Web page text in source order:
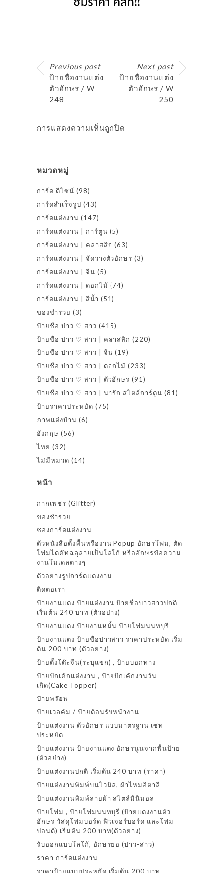
Previous post
ป้ายชื่องานแต่ง
ตัวอักษร / W
248
Next post
ป้ายชื่องานแต่ง
ตัวอักษร / W
250
การแสดงความเห็นถูกปิด
หมวดหมู่
การ์ด ดีไซน์ (98)
การ์ดสำเร็จรูป (43)
การ์ดแต่งงาน (147)
การ์ดแต่งงาน | การ์ตูน (5)
การ์ดแต่งงาน | คลาสสิก (63)
การ์ดแต่งงาน | จัดวางตัวอักษร (3)
การ์ดแต่งงาน | จีน (5)
การ์ดแต่งงาน | ดอกไม้ (74)
การ์ดแต่งงาน | สีน้ำ (51)
ของชำร่วย (3)
ป้ายชื่อ บ่าว ♡ สาว (415)
ป้ายชื่อ บ่าว ♡ สาว | คลาสสิก (220)
ป้ายชื่อ บ่าว ♡ สาว | จีน (19)
ป้ายชื่อ บ่าว ♡ สาว | ดอกไม้ (233)
ป้ายชื่อ บ่าว ♡ สาว | ตัวอักษร (91)
ป้ายชื่อ บ่าว ♡ สาว | น่ารัก สไตล์การ์ตูน (81)
ป้ายราคาประหยัด (75)
ภาพแต่งบ้าน (6)
อังกฤษ (56)
ไทย (32)
ไม่มีหมวด (14)
หน้า
กากเพชร (Glitter)
ของชำร่วย
ซองการ์ดแต่งงาน
ตัวหนังสือตั้งพื้นหรืองาน Popup อักษรโฟม, ตัด
โฟมไดคัทฉลุลายเป็นโลโก้ หรืออักษรข้อความ
งานโมเดลต่างๆ
ตัวอย่างรูปการ์ดแต่งงาน
ติดต่อเรา
ป้ายงานแต่ง ป้ายแต่งงาน ป้ายชื่อบ่าวสาวปกติ
เริ่มต้น 240 บาท (ตัวอย่าง)
ป้ายงานแต่ง ป้ายงานหมั้น ป้ายโฟมนนทบุรี
ป้ายงานแต่ง ป้ายชื่อบ่าวสาว ราคาประหยัด เริ่ม
ต้น 200 บาท (ตัวอย่าง)
ป้ายตั้งโต๊ะจีน(ระบุแขก) , ป้ายบอกทาง
ป้ายปักเค้กแต่งงาน , ป้ายปักเค้กงานวัน
เกิด(Cake Topper)
ป้ายพร๊อพ
ป้ายเวลคัม / ป้ายต้อนรับหน้างาน
ป้ายแต่งงาน ตัวอักษร แบบมาตรฐาน เซท
ประหยัด
ป้ายแต่งงาน ป้ายงานแต่ง อักษรนูนจากพื้นป้าย
(ตัวอย่าง)
ป้ายแต่งงานปกติ เริ่มต้น 240 บาท (ราคา)
ป้ายแต่งงานพิมพ์บนไวนิล, ผ้าไหมอิตาลี
ป้ายแต่งงานพิมพ์ลายผ้า สไตล์มินิมอล
ป้ายโฟม , ป้ายโฟมนนทบุรี (ป้ายแต่งงานตัว
อักษร วัสดุโฟมบอร์ด ฟิวเจอร์บอร์ด และโฟม
ปอนด์) เริ่มต้น 200 บาท(ตัวอย่าง)
รับออกแบบโลโก้, อักษรย่อ (บ่าว-สาว)
ราคา การ์ดแต่งงาน
ราคาป้ายแบบประหยัด เริ่มต้น 200 บาท